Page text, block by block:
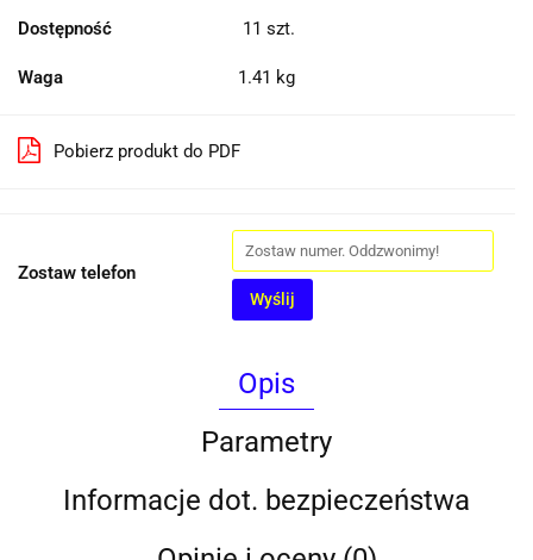
Dostępność 11 szt.
Waga 1.41 kg
Pobierz produkt do PDF
Zostaw telefon
Wyślij
Opis
Parametry
Informacje dot. bezpieczeństwa